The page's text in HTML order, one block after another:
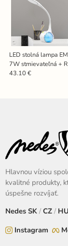
LED stolná lampa
7W stmievateľná +
DL3401/W
43.10 €
Hlavnou víziou
kvalitné produkty,
úspešne rozvíjať.
NedesSK / CZ / HU
Instagram